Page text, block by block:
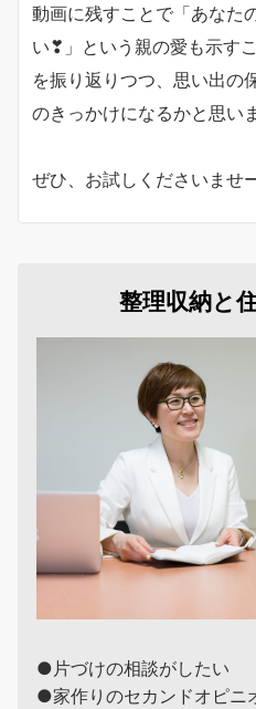
動画に残すことで「あなた
い❣」という親の愛も示す
を振り返りつつ、思い出の
のきっかけになるかと思い
ぜひ、お試しくださいませ
整理収納と
●片づけの相談がしたい
●家作りのセカンドオピニ